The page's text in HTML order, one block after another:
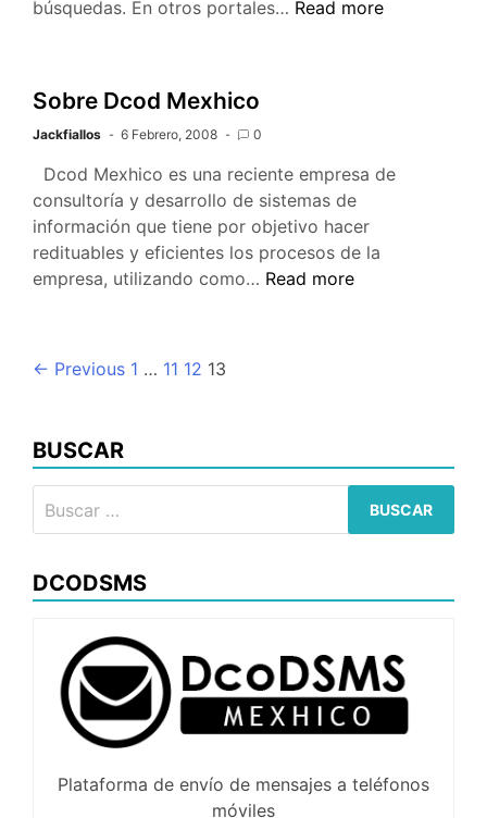
búsquedas. En otros portales… Busquesucasa,
Read more
Sobre Dcod Mexhico
Jackfiallos 6 Febrero, 2008 0
Dcod Mexhico es una reciente empresa de
consultoría y desarrollo de sistemas de
información que tiene por objetivo hacer
redituables y eficientes los procesos de la
empresa, utilizando como… Sobre
Read more
Navegación
entradas
← Previous 1 … 11 12 13
BUSCAR
DCODSMS
Plataforma de envío de mensajes a teléfonos
móviles